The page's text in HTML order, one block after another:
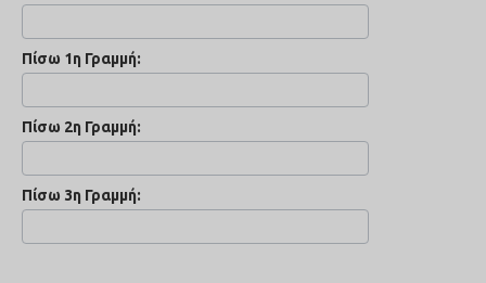
Πίσω 1η Γραμμή:
Πίσω 2η Γραμμή:
Πίσω 3η Γραμμή: